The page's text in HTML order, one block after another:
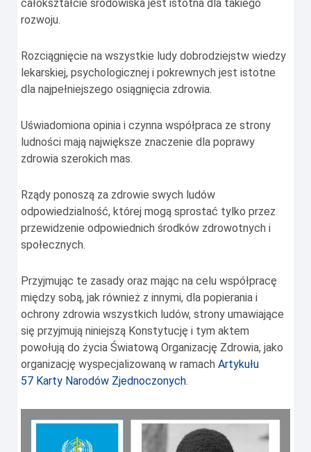
całokształcie środowiska jest istotna dla takiego
rozwoju.
Rozciągnięcie na wszystkie ludy dobrodziejstw wiedzy
lekarskiej, psychologicznej i pokrewnych jest istotne
dla najpełniejszego osiągnięcia zdrowia.
Uświadomiona opinia i czynna współpraca ze strony
ludności mają największe znaczenie dla poprawy
zdrowia szerokich mas.
Rządy ponoszą za zdrowie swych ludów
odpowiedzialność, której mogą sprostać tylko przez
przewidzenie odpowiednich środków zdrowotnych i
społecznych.
Przyjmując te zasady oraz mając na celu współpracę
między sobą, jak również z innymi, dla popierania i
ochrony zdrowia wszystkich ludów, strony umawiające
się przyjmują niniejszą Konstytucję i tym aktem
powołują do życia Światową Organizację Zdrowia, jako
organizację wyspecjalizowaną w ramach Artykułu
57 Karty Narodów Zjednoczonych.